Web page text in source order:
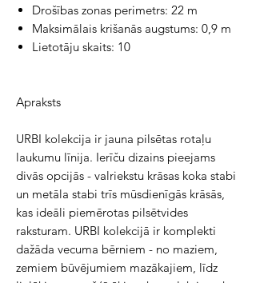
Drošības zonas perimetrs: 22 m
Maksimālais krišanās augstums: 0,9 m
Lietotāju skaits: 10
Apraksts
URBI kolekcija ir jauna pilsētas rotaļu
laukumu līnija. Ierīču dizains pieejams
divās opcijās - valriekstu krāsas koka stabi
un metāla stabi trīs mūsdienīgās krāsās,
kas ideāli piemērotas pilsētvides
raksturam. URBI kolekcijā ir komplekti
dažāda vecuma bērniem - no maziem,
zemiem būvējumiem mazākajiem, līdz